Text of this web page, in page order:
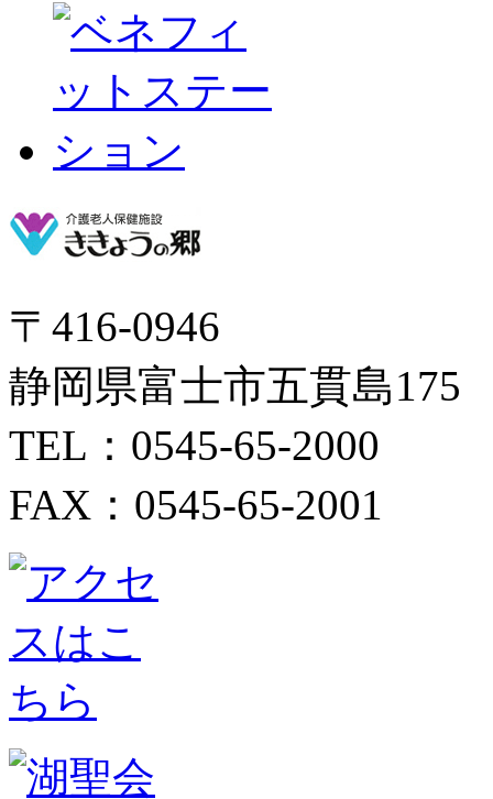
〒416-0946
静岡県富士市五貫島175
TEL：0545-65-2000
FAX：0545-65-2001